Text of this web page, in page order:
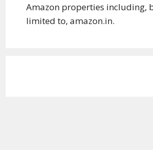
Amazon properties including,
limited to, amazon.in.